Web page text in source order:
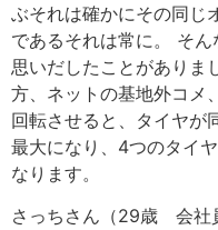
ぶそれは確かにその同じ
であるそれは常に。 そ
思いだしたことがありま
方、ネットの基地外コメ
回転させると、タイヤが
最大になり、4つのタイ
なります。
さっちさん（29歳 会